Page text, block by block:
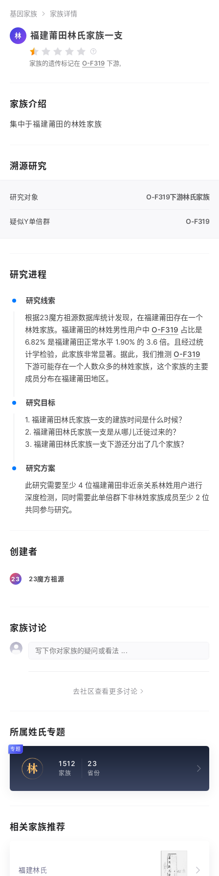
基因家族 家族详情
林 福建莆田林氏家族一支
家族的遗传标记在 O-F319 下游,
家族介绍
集中于福建莆田的林姓家族
溯源研究
研究对象 O-F319下游林氏家族
疑似Y单倍群 O-F319
研究进程
研究线索
根据23魔方祖源数据库统计发现，在福建莆田存在一个
林姓家族。福建莆田的林姓男性用户中 O-F319 占比是
6.82% 是福建莆田正常水平 1.90% 的 3.6 倍。且经过统
计学检验，此家族非常显著。据此，我们推测 O-F319
下游可能存在一个人数众多的林姓家族，这个家族的主要
成员分布在福建莆田地区。
研究目标
1. 福建莆田林氏家族一支的建族时间是什么时候？
2. 福建莆田林氏家族一支是从哪儿迁徙过来的？
3. 福建莆田林氏家族一支下游还分出了几个家族？
研究方案
此研究需要至少 4 位福建莆田非近亲关系林姓用户进行
深度检测，同时需要此单倍群下非林姓家族成员至少 2 位
共同参与研究。
创建者
23 23魔方祖源
家族讨论
写下你对家族的疑问或看法 ...
去社区查看更多讨论
所属姓氏专题
林 1512
家族
23
省份
专题
相关家族推荐
福建林氏